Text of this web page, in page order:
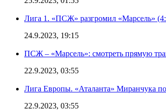
Лига 1. «ПСЖ» разгромил «Марсель»
24.9.2023, 19:15
ПСЖ – «Марсель»: смотреть прямую
22.9.2023, 03:55
Лига Европы. «Аталанта» Миранчука
22.9.2023, 03:55